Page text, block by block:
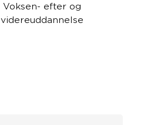
Voksen- efter og
videreuddannelse